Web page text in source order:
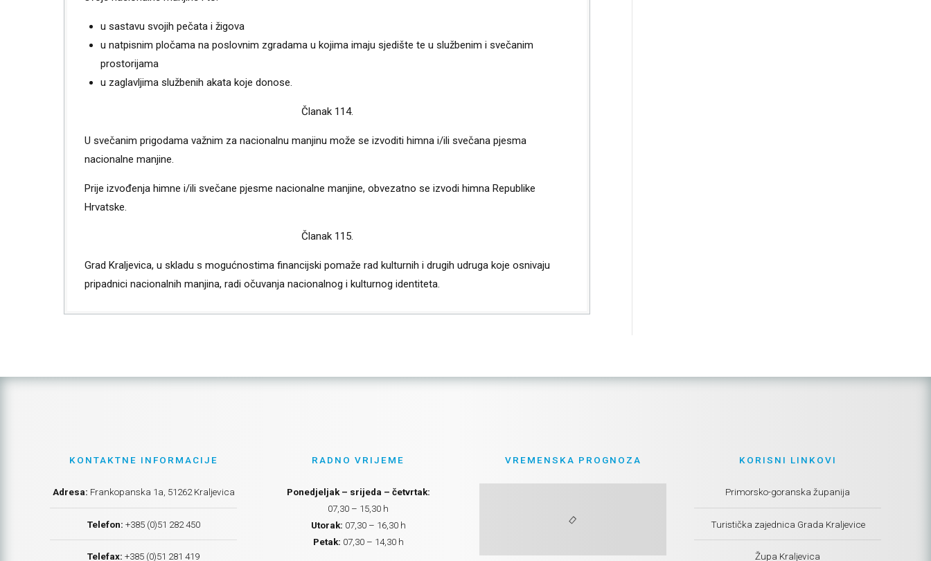
u sastavu svojih pečata i žigova
u natpisnim pločama na poslovnim zgradama u kojima imaju sjedište te u službenim i svečanim
prostorijama
u zaglavljima službenih akata koje donose.
Članak 114.
U svečanim prigodama važnim za nacionalnu manjinu može se izvoditi himna i/ili svečana pjesma
nacionalne manjine.
Prije izvođenja himne i/ili svečane pjesme nacionalne manjine, obvezatno se izvodi himna Republike
Hrvatske.
Članak 115.
Grad Kraljevica, u skladu s mogućnostima financijski pomaže rad kulturnih i drugih udruga koje osnivaju
pripadnici nacionalnih manjina, radi očuvanja nacionalnog i kulturnog identiteta.
KONTAKTNE INFORMACIJE
Adresa: Frankopanska 1a, 51262 Kraljevica
Telefon: +385 (0)51 282 450
Telefax: +385 (0)51 281 419
RADNO VRIJEME
Ponedjeljak – srijeda – četvrtak:
07,30 – 15,30 h
Utorak: 07,30 – 16,30 h
Petak: 07,30 – 14,30 h
VREMENSKA PROGNOZA KORISNI LINKOVI
Primorsko-goranska županija
Turistička zajednica Grada Kraljevice
Župa Kraljevica